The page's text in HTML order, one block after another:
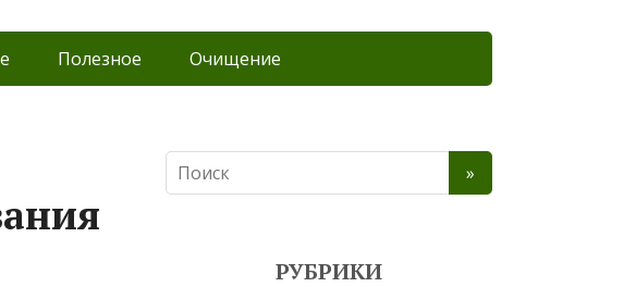
Полезное Очищение
РУБРИКИ